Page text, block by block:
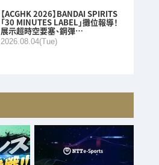
【ACGHK 2026】BANDAI SPIRITS
「30 MINUTES LABEL」攤位報導！
展示超時空要塞、鋼彈…
2026.08.04(Tue)